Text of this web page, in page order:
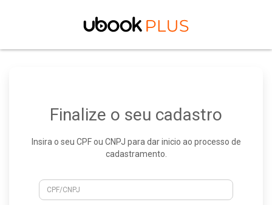
Finalize o seu cadastro
Insira o seu CPF ou CNPJ para dar inicio ao processo de
cadastramento.